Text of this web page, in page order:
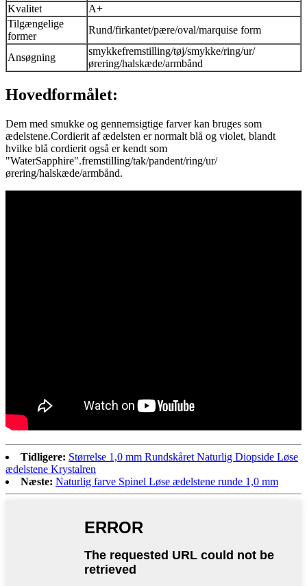
Kvalitet
A+
Tilgængelige
former
Rund/firkantet/pære/oval/marquise form
Ansøgning
smykkefremstilling/tøj/smykke/ring/ur/
ørering/halskæde/armbånd
Hovedformålet:
Dem med smukke og gennemsigtige farver kan bruges som
ædelstene.Cordierit af ædelsten er normalt blå og violet, blandt
hvilke blå cordierit også er kendt som
"WaterSapphire".fremstilling/tak/pandent/ring/ur/
ørering/halskæde/armbånd.
Tidligere: Størrelse 1,0 mm Rundskåret Naturlig Diopside Løse
ædelstene Krystalren
Næste: Naturlig farve Spinel Løse ædelstene runde 1,0 mm